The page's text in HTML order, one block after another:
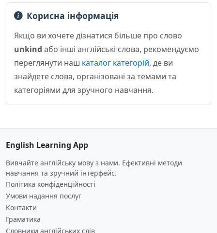
Корисна інформація
Якщо ви хочете дізнатися більше про слово
unkind або інші англійські слова, рекомендуємо
переглянути наш каталог категорій, де ви
знайдете слова, організовані за темами та
категоріями для зручного навчання.
English Learning App
Вивчайте англійську мову з нами. Ефективні методи
навчання та зручний інтерфейс.
Політика конфіденційності
Умови надання послуг
Контакти
Граматика
Словники англійських слів